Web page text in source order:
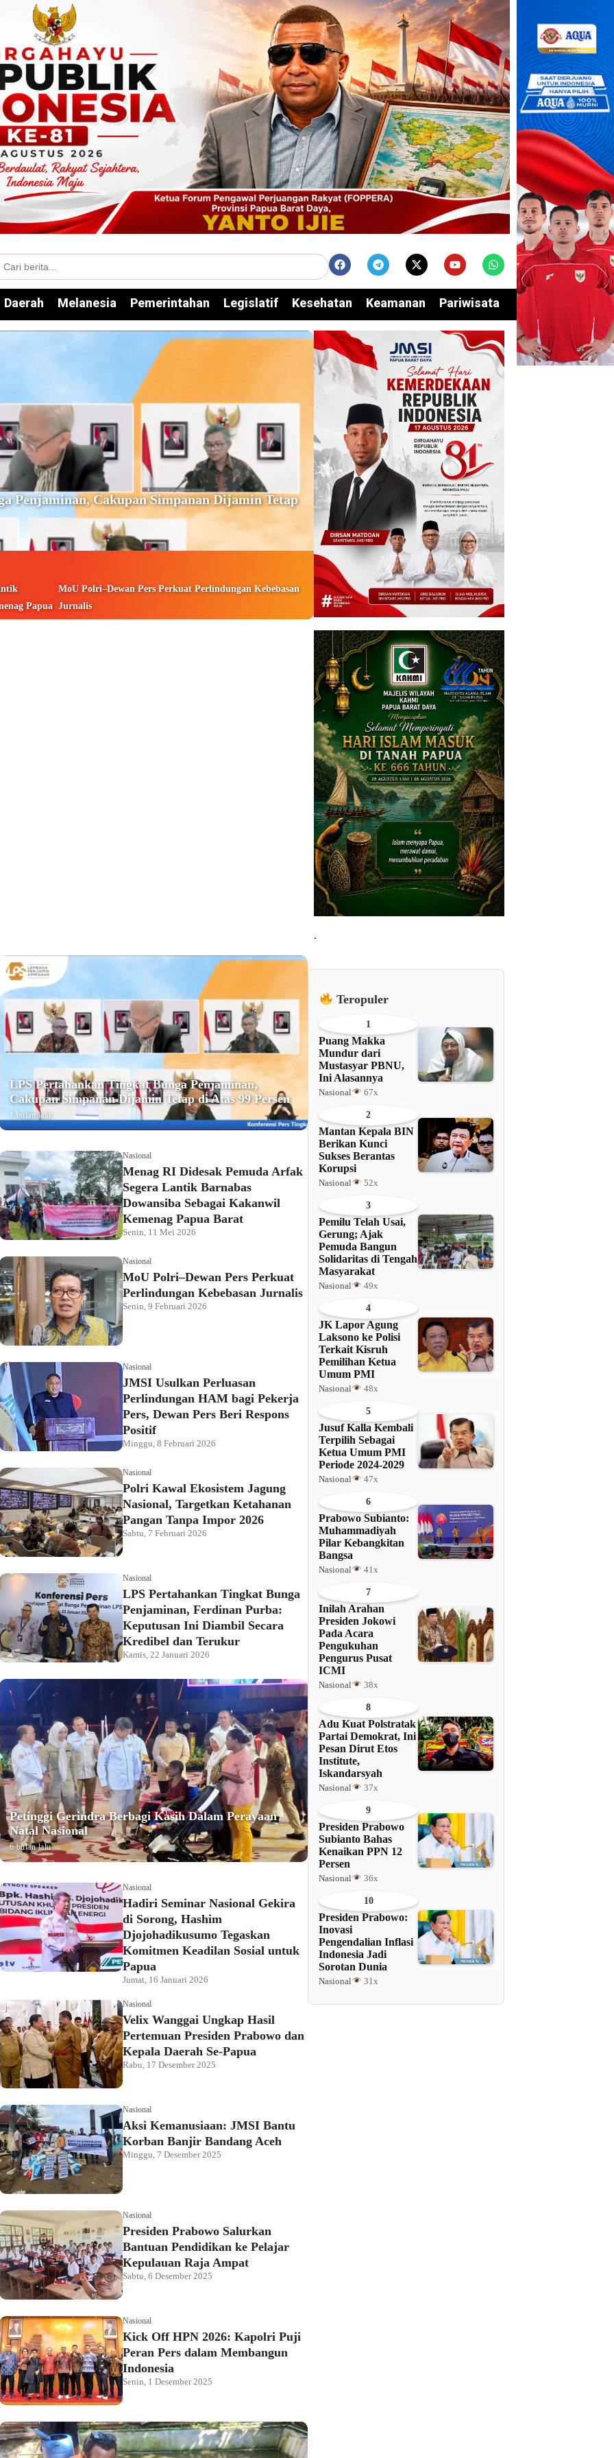
Daerah Melanesia Pemerintahan Legislatif Kesehatan Keamanan Pariwisata Edukasi
Penjaminan, Cakupan Simpanan Dijamin Tetap
Papua
MoU Polri–Dewan Pers Perkuat Perlindungan Kebebasan
Jurnalis
.
LPS Pertahankan Tingkat Bunga Penjaminan,
Cakupan Simpanan Dijamin Tetap di Atas 99 Persen
1 bulan lalu
Nasional
Menag RI Didesak Pemuda Arfak
Segera Lantik Barnabas
Dowansiba Sebagai Kakanwil
Kemenag Papua Barat
Senin, 11 Mei 2026
Nasional
MoU Polri–Dewan Pers Perkuat
Perlindungan Kebebasan Jurnalis
Senin, 9 Februari 2026
Nasional
JMSI Usulkan Perluasan
Perlindungan HAM bagi Pekerja
Pers, Dewan Pers Beri Respons
Positif
Minggu, 8 Februari 2026
Nasional
Polri Kawal Ekosistem Jagung
Nasional, Targetkan Ketahanan
Pangan Tanpa Impor 2026
Sabtu, 7 Februari 2026
Nasional
LPS Pertahankan Tingkat Bunga
Penjaminan, Ferdinan Purba:
Keputusan Ini Diambil Secara
Kredibel dan Terukur
Kamis, 22 Januari 2026
Petinggi Gerindra Berbagi Kasih Dalam Perayaan
Natal Nasional
6 bulan lalu
Nasional
Hadiri Seminar Nasional Gekira
di Sorong, Hashim
Djojohadikusumo Tegaskan
Komitmen Keadilan Sosial untuk
Papua
Jumat, 16 Januari 2026
Nasional
Velix Wanggai Ungkap Hasil
Pertemuan Presiden Prabowo dan
Kepala Daerah Se-Papua
Rabu, 17 Desember 2025
Nasional
Aksi Kemanusiaan: JMSI Bantu
Korban Banjir Bandang Aceh
Minggu, 7 Desember 2025
Nasional
Presiden Prabowo Salurkan
Bantuan Pendidikan ke Pelajar
Kepulauan Raja Ampat
Sabtu, 6 Desember 2025
Nasional
Kick Off HPN 2026: Kapolri Puji
Peran Pers dalam Membangun
Indonesia
Senin, 1 Desember 2025
Teropuler
1
Puang Makka
Mundur dari
Mustasyar PBNU,
Ini Alasannya
Nasional 67x
2
Mantan Kepala BIN
Berikan Kunci
Sukses Berantas
Korupsi
Nasional 52x
3
Pemilu Telah Usai,
Gerung; Ajak
Pemuda Bangun
Solidaritas di Tengah
Masyarakat
Nasional 49x
4
JK Lapor Agung
Laksono ke Polisi
Terkait Kisruh
Pemilihan Ketua
Umum PMI
Nasional 48x
5
Jusuf Kalla Kembali
Terpilih Sebagai
Ketua Umum PMI
Periode 2024-2029
Nasional 47x
6
Prabowo Subianto:
Muhammadiyah
Pilar Kebangkitan
Bangsa
Nasional 41x
7
Inilah Arahan
Presiden Jokowi
Pada Acara
Pengukuhan
Pengurus Pusat
ICMI
Nasional 38x
8
Adu Kuat Polstratak
Partai Demokrat, Ini
Pesan Dirut Etos
Institute,
Iskandarsyah
Nasional 37x
9
Presiden Prabowo
Subianto Bahas
Kenaikan PPN 12
Persen
Nasional 36x
10
Presiden Prabowo:
Inovasi
Pengendalian Inflasi
Indonesia Jadi
Sorotan Dunia
Nasional 31x